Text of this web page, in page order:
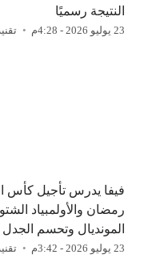
النتيجة رسميًا
23 يوليو 2026 - 4:28م
رمضان والأولمبياد
المونديال وتحسم
23 يوليو 2026 - 3:42م